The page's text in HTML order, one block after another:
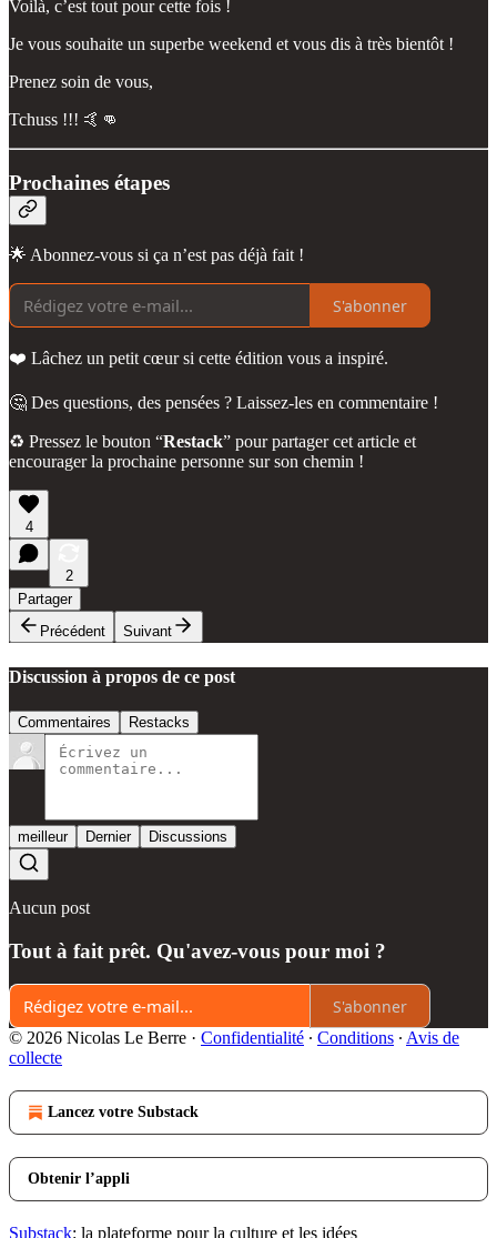
Voilà, c’est tout pour cette fois !
Je vous souhaite un superbe weekend et vous dis à très bientôt !
Prenez soin de vous,
Tchuss !!! 🤙👊
Prochaines étapes
🌟 Abonnez-vous si ça n’est pas déjà fait !
S'abonner
❤️ Lâchez un petit cœur si cette édition vous a inspiré.
🤔 Des questions, des pensées ? Laissez-les en commentaire !
♻️ Pressez le bouton “Restack” pour partager cet article et
encourager la prochaine personne sur son chemin !
4
2
Partager
Précédent
Suivant
Discussion à propos de ce post
Commentaires Restacks
meilleur Dernier Discussions
Aucun post
Tout à fait prêt. Qu'avez-vous pour moi ?
S'abonner
© 2026 Nicolas Le Berre · Confidentialité ∙ Conditions ∙ Avis de
collecte
Lancez votre Substack
Obtenir l’appli
Substack: la plateforme pour la culture et les idées